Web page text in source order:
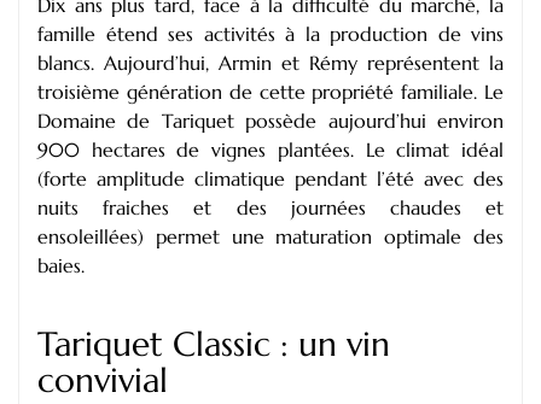
famille étend ses activités à la production de vins
blancs. Aujourd’hui, Armin et Rémy représentent la
troisième génération de cette propriété familiale. Le
Domaine de Tariquet possède aujourd’hui environ
900 hectares de vignes plantées. Le climat idéal
(forte amplitude climatique pendant l’été avec des
nuits fraiches et des journées chaudes et
ensoleillées) permet une maturation optimale des
baies.
Tariquet Classic : un vin
convivial